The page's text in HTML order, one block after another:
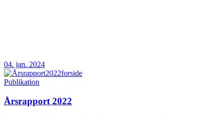
04. jan. 2024
Publikation
Årsrapport 2022